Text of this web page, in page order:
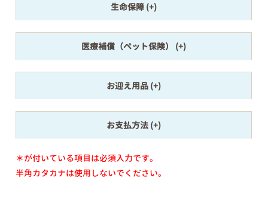
生命保障
医療補償（ペット保険）
お迎え用品
お支払方法
＊が付いている項目は必須入力です。
半角カタカナは使用しないでください。